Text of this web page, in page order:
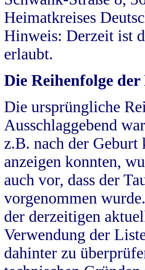
Heimatkreises
Hinweis: Derzeit ist
erlaubt.
Die Reihenfolge
Die ursprüngliche
Ausschlaggebend
z.B. nach der
anzeigen konnten,
auch vor, dass der
vorgenommen
der derzeitigen
Verwendung der
dahinter zu